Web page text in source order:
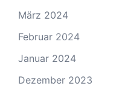
März 2024
Februar 2024
Januar 2024
Dezember 2023